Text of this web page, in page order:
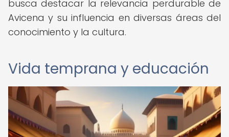
busca destacar la relevancia perdurable de
Avicena y su influencia en diversas áreas del
conocimiento y la cultura.
Vida temprana y educación